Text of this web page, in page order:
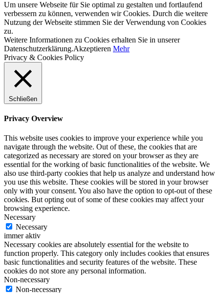
Um unsere Webseite für Sie optimal zu gestalten und fortlaufend
verbessern zu können, verwenden wir Cookies. Durch die weitere
Nutzung der Webseite stimmen Sie der Verwendung von Cookies
zu.
Weitere Informationen zu Cookies erhalten Sie in unserer
Datenschutzerklärung.Akzeptieren Mehr
Privacy & Cookies Policy
Schließen
Privacy Overview
This website uses cookies to improve your experience while you
navigate through the website. Out of these, the cookies that are
categorized as necessary are stored on your browser as they are
essential for the working of basic functionalities of the website. We
also use third-party cookies that help us analyze and understand how
you use this website. These cookies will be stored in your browser
only with your consent. You also have the option to opt-out of these
cookies. But opting out of some of these cookies may affect your
browsing experience.
Necessary
Necessary
immer aktiv
Necessary cookies are absolutely essential for the website to
function properly. This category only includes cookies that ensures
basic functionalities and security features of the website. These
cookies do not store any personal information.
Non-necessary
Non-necessary